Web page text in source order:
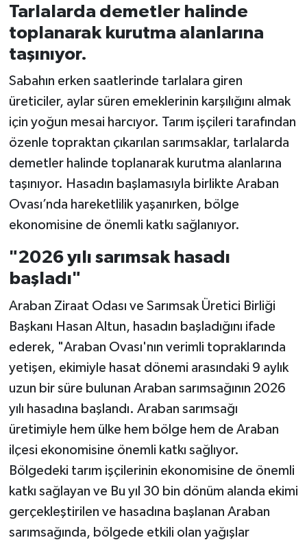
Tarlalarda demetler halinde
toplanarak kurutma alanlarına
taşınıyor.
Sabahın erken saatlerinde tarlalara giren
üreticiler, aylar süren emeklerinin karşılığını almak
için yoğun mesai harcıyor. Tarım işçileri tarafından
özenle topraktan çıkarılan sarımsaklar, tarlalarda
demetler halinde toplanarak kurutma alanlarına
taşınıyor. Hasadın başlamasıyla birlikte Araban
Ovası’nda hareketlilik yaşanırken, bölge
ekonomisine de önemli katkı sağlanıyor.
"2026 yılı sarımsak hasadı
başladı"
Araban Ziraat Odası ve Sarımsak Üretici Birliği
Başkanı Hasan Altun, hasadın başladığını ifade
ederek, "Araban Ovası'nın verimli topraklarında
yetişen, ekimiyle hasat dönemi arasındaki 9 aylık
uzun bir süre bulunan Araban sarımsağının 2026
yılı hasadına başlandı. Araban sarımsağı
üretimiyle hem ülke hem bölge hem de Araban
ilçesi ekonomisine önemli katkı sağlıyor.
Bölgedeki tarım işçilerinin ekonomisine de önemli
katkı sağlayan ve Bu yıl 30 bin dönüm alanda ekimi
gerçekleştirilen ve hasadına başlanan Araban
sarımsağında, bölgede etkili olan yağışlar